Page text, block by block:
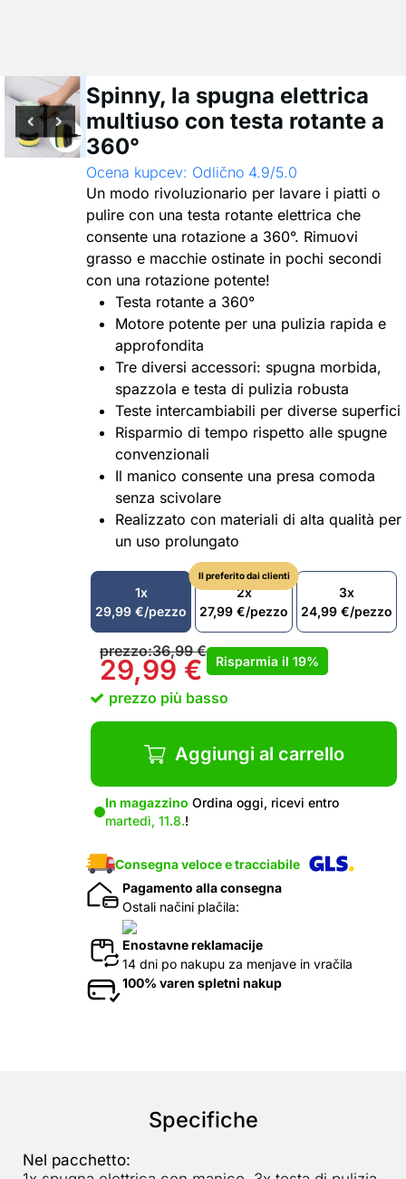
Spinny, la spugna elettrica
multiuso con testa rotante a
360°
Ocena kupcev: Odlično 4.9/5.0
Un modo rivoluzionario per lavare i piatti o
pulire con una testa rotante elettrica che
consente una rotazione a 360°. Rimuovi
grasso e macchie ostinate in pochi secondi
con una rotazione potente!
Testa rotante a 360°
Motore potente per una pulizia rapida e
approfondita
Tre diversi accessori: spugna morbida,
spazzola e testa di pulizia robusta
Teste intercambiabili per diverse superfici
Risparmio di tempo rispetto alle spugne
convenzionali
Il manico consente una presa comoda
senza scivolare
Realizzato con materiali di alta qualità per
un uso prolungato
1x
29,99 €/pezzo
Il preferito dai clienti
2x
27,99 €/pezzo
3x
24,99 €/pezzo
prezzo:36,99€
29,99 € Risparmia il 19%
prezzo più basso
Aggiungi al carrello
In magazzino Ordina oggi, ricevi entro
martedì, 11.8.!
Consegna veloce e tracciabile
Pagamento alla consegna
Ostali načini plačila:
Enostavne reklamacije
14 dni po nakupu za menjave in vračila
100% varen spletni nakup
Specifiche
Nel pacchetto: